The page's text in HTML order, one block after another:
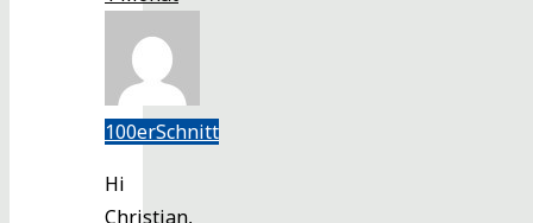
100erSchnitt
Hi
Christian,